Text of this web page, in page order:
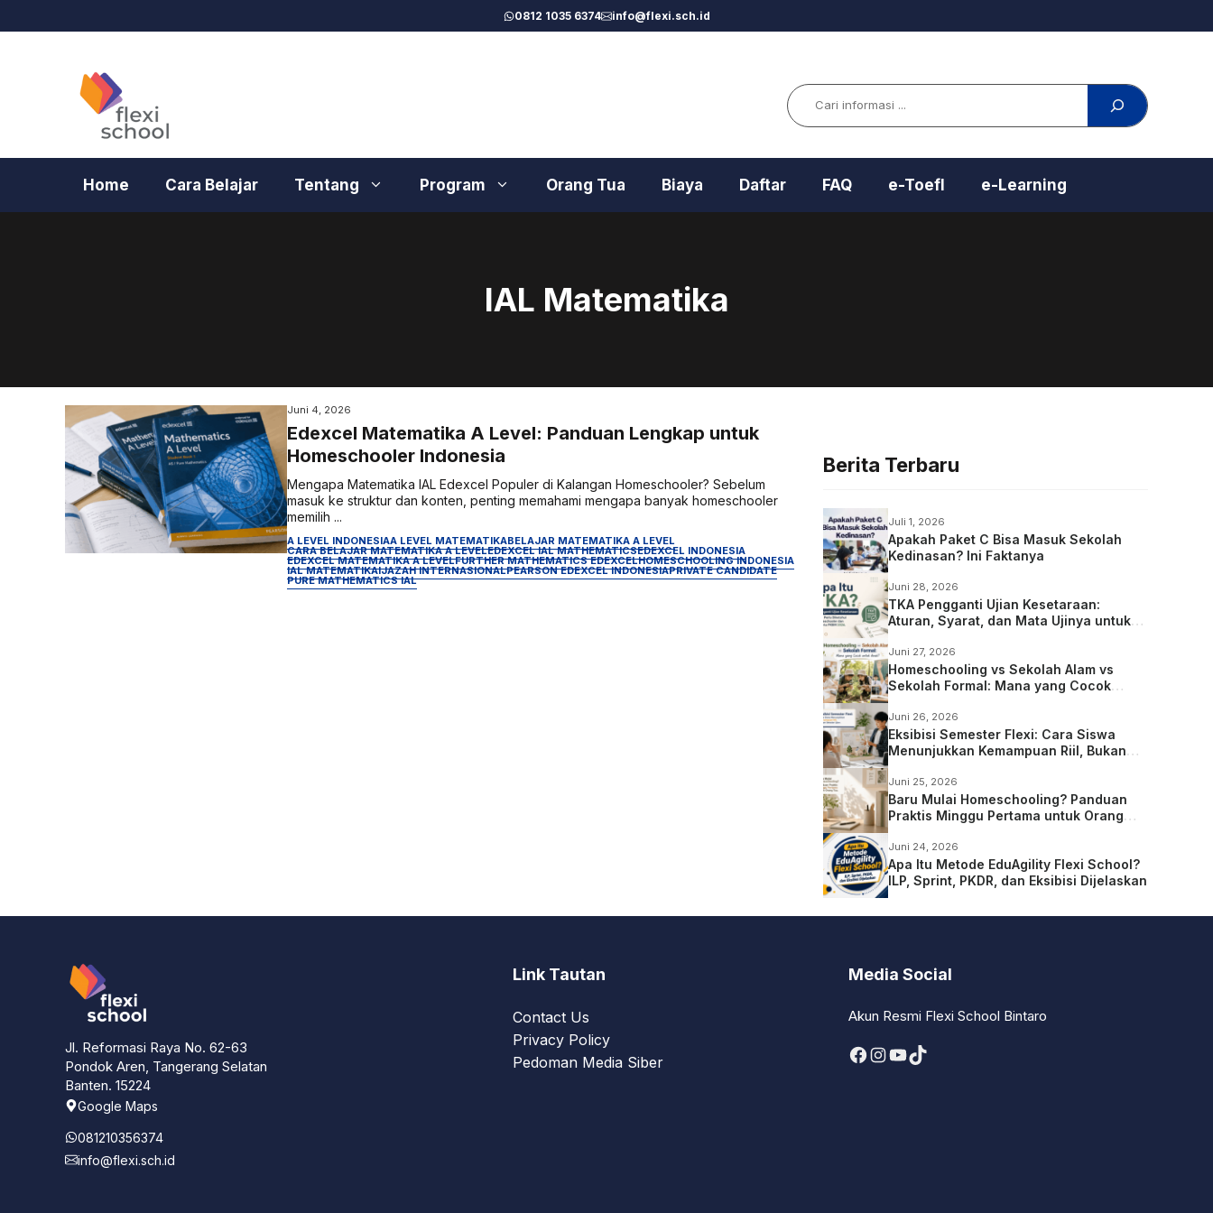
ke
0812 1035 6374 info@flexi.sch.id
Search
Home Cara Belajar Tentang Program Orang Tua Biaya Daftar FAQ e-Toefl e-Learning
IAL Matematika
Juni 4, 2026
Edexcel Matematika A Level: Panduan Lengkap untuk
Homeschooler Indonesia
Mengapa Matematika IAL Edexcel Populer di Kalangan Homeschooler? Sebelum
masuk ke struktur dan konten, penting memahami mengapa banyak homeschooler
memilih ...
A LEVEL INDONESIAA LEVEL MATEMATIKABELAJAR MATEMATIKA A LEVEL
CARA BELAJAR MATEMATIKA A LEVELEDEXCEL IAL MATHEMATICSEDEXCEL INDONESIA
EDEXCEL MATEMATIKA A LEVELFURTHER MATHEMATICS EDEXCELHOMESCHOOLING INDONESIA
IAL MATEMATIKAIJAZAH INTERNASIONALPEARSON EDEXCEL INDONESIAPRIVATE CANDIDATE
PURE MATHEMATICS IAL
Berita Terbaru
Juli 1, 2026
Apakah Paket C Bisa Masuk Sekolah
Kedinasan? Ini Faktanya
Juni 28, 2026
TKA Pengganti Ujian Kesetaraan:
Aturan, Syarat, dan Mata Ujinya untuk
Juni 27, 2026
Homeschooling vs Sekolah Alam vs
Sekolah Formal: Mana yang Cocok
Juni 26, 2026
Eksibisi Semester Flexi: Cara Siswa
Menunjukkan Kemampuan Riil, Bukan
Juni 25, 2026
Baru Mulai Homeschooling? Panduan
Praktis Minggu Pertama untuk Orang
Juni 24, 2026
Apa Itu Metode EduAgility Flexi School?
ILP, Sprint, PKDR, dan Eksibisi Dijelaskan
Jl. Reformasi Raya No. 62-63
Pondok Aren, Tangerang Selatan
Banten. 15224
Google Maps
081210356374
info@flexi.sch.id
Link Tautan
Contact Us
Privacy Policy
Pedoman Media Siber
Media Social
Akun Resmi Flexi School Bintaro
Facebook
Instagram
YouTube
TikTok